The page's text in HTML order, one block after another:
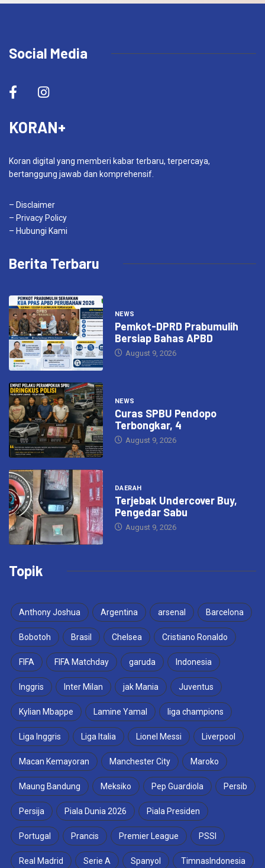
Social Media
KORAN+
Koran digital yang memberi kabar terbaru, terpercaya,
bertanggung jawab dan komprehensif.
– Disclaimer
– Privacy Policy
– Hubungi Kami
Berita Terbaru
NEWS
Pemkot-DPRD Prabumulih
Bersiap Bahas APBD
August 9, 2026
NEWS
Curas SPBU Pendopo
Terbongkar, 4
August 9, 2026
DAERAH
Terjebak Undercover Buy,
Pengedar Sabu
August 9, 2026
Topik
Anthony Joshua Argentina arsenal Barcelona
Bobotoh Brasil Chelsea Cristiano Ronaldo
FIFA FIFA Matchday garuda Indonesia
Inggris Inter Milan jak Mania Juventus
Kylian Mbappe Lamine Yamal liga champions
Liga Inggris Liga Italia Lionel Messi Liverpool
Macan Kemayoran Manchester City Maroko
Maung Bandung Meksiko Pep Guardiola Persib
Persija Piala Dunia 2026 Piala Presiden
Portugal Prancis Premier League PSSI
Real Madrid Serie A Spanyol TimnasIndonesia